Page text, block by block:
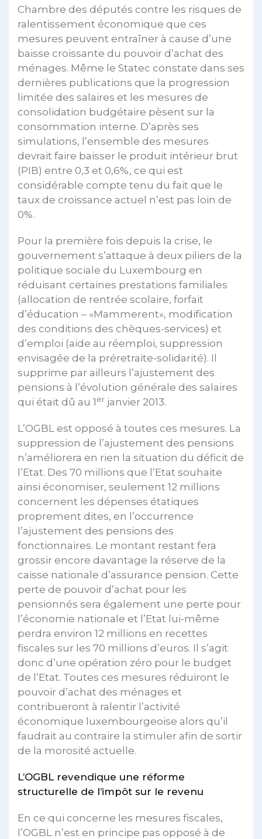
Chambre des députés contre les risques de
ralentissement économique que ces
mesures peuvent entraîner à cause d’une
baisse croissante du pouvoir d’achat des
ménages. Même le Statec constate dans ses
dernières publications que la progression
limitée des salaires et les mesures de
consolidation budgétaire pèsent sur la
consommation interne. D’après ses
simulations, l’ensemble des mesures
devrait faire baisser le produit intérieur brut
(PIB) entre 0,3 et 0,6%, ce qui est
considérable compte tenu du fait que le
taux de croissance actuel n’est pas loin de
0%.
Pour la première fois depuis la crise, le
gouvernement s’attaque à deux piliers de la
politique sociale du Luxembourg en
réduisant certaines prestations familiales
(allocation de rentrée scolaire, forfait
d’éducation – «Mammerent», modification
des conditions des chèques-services) et
d’emploi (aide au réemploi, suppression
envisagée de la préretraite-solidarité). Il
supprime par ailleurs l’ajustement des
pensions à l’évolution générale des salaires
qui était dû au 1 er janvier 2013.
L’OGBL est opposé à toutes ces mesures. La
suppression de l’ajustement des pensions
n’améliorera en rien la situation du déficit de
l’Etat. Des 70 millions que l’Etat souhaite
ainsi économiser, seulement 12 millions
concernent les dépenses étatiques
proprement dites, en l’occurrence
l’ajustement des pensions des
fonctionnaires. Le montant restant fera
grossir encore davantage la réserve de la
caisse nationale d’assurance pension. Cette
perte de pouvoir d’achat pour les
pensionnés sera également une perte pour
l’économie nationale et l’Etat lui-même
perdra environ 12 millions en recettes
fiscales sur les 70 millions d’euros. Il s’agit
donc d’une opération zéro pour le budget
de l’Etat. Toutes ces mesures réduiront le
pouvoir d’achat des ménages et
contribueront à ralentir l’activité
économique luxembourgeoise alors qu’il
faudrait au contraire la stimuler afin de sortir
de la morosité actuelle.
L’OGBL revendique une réforme
structurelle de l’impôt sur le revenu
En ce qui concerne les mesures fiscales,
l’OGBL n’est en principe pas opposé à de